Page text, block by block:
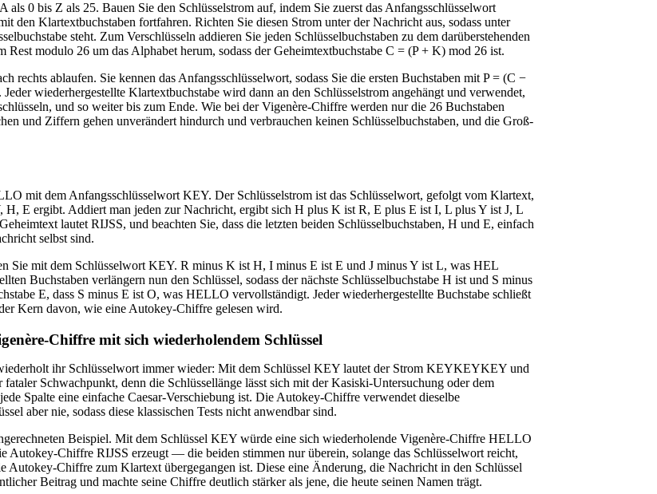
als 0 bis Z als 25. Bauen Sie den Schlüsselstrom auf, indem Sie zuerst das Anfangsschlüsselwort
den Klartextbuchstaben fortfahren. Richten Sie diesen Strom unter der Nachricht aus, sodass unter
steht. Zum Verschlüsseln addieren Sie jeden Schlüsselbuchstaben zu dem darüberstehenden
Rest modulo 26 um das Alphabet herum, sodass der Geheimtextbuchstabe C = (P + K) mod 26 ist.
rechts ablaufen. Sie kennen das Anfangsschlüsselwort, sodass Sie die ersten Buchstaben mit P = (C −
wiederhergestellte Klartextbuchstabe wird dann an den Schlüsselstrom angehängt und verwendet,
und so weiter bis zum Ende. Wie bei der Vigenère-Chiffre werden nur die 26 Buchstaben
und Ziffern gehen unverändert hindurch und verbrauchen keinen Schlüsselbuchstaben, und die Groß-
mit dem Anfangsschlüsselwort KEY. Der Schlüsselstrom ist das Schlüsselwort, gefolgt vom Klartext,
E ergibt. Addiert man jeden zur Nachricht, ergibt sich H plus K ist R, E plus E ist I, L plus Y ist J, L
lautet RIJSS, und beachten Sie, dass die letzten beiden Schlüsselbuchstaben, H und E, einfach
selbst sind.
Sie mit dem Schlüsselwort KEY. R minus K ist H, I minus E ist E und J minus Y ist L, was HEL
Buchstaben verlängern nun den Schlüssel, sodass der nächste Schlüsselbuchstabe H ist und S minus
E, dass S minus E ist O, was HELLO vervollständigt. Jeder wiederhergestellte Buchstabe schließt
Kern davon, wie eine Autokey-Chiffre gelesen wird.
Chiffre mit sich wiederholendem Schlüssel
ihr Schlüsselwort immer wieder: Mit dem Schlüssel KEY lautet der Strom KEYKEYKEY und
Schwachpunkt, denn die Schlüssellänge lässt sich mit der Kasiski-Untersuchung oder dem
Spalte eine einfache Caesar-Verschiebung ist. Die Autokey-Chiffre verwendet dieselbe
aber nie, sodass diese klassischen Tests nicht anwendbar sind.
Beispiel. Mit dem Schlüssel KEY würde eine sich wiederholende Vigenère-Chiffre HELLO
Autokey-Chiffre RIJSS erzeugt — die beiden stimmen nur überein, solange das Schlüsselwort reicht,
Autokey-Chiffre zum Klartext übergegangen ist. Diese eine Änderung, die Nachricht in den Schlüssel
Beitrag und machte seine Chiffre deutlich stärker als jene, die heute seinen Namen trägt.